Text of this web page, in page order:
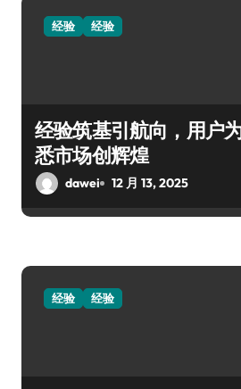
经验 经验
经验筑基引航向，用户
悉市场创辉煌
dawei 12 月 13, 2025
经验 经验